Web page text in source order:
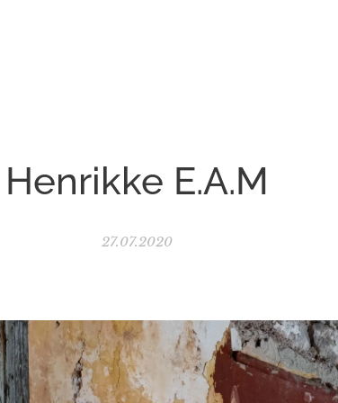
Henrikke E.A.M
27.07.2020